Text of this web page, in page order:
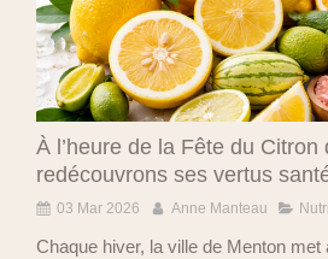
À l’heure de la Fête du Citron
redécouvrons ses vertus
03 Mar 2026 Anne Manteau
Chaque hiver, la ville de Menton met